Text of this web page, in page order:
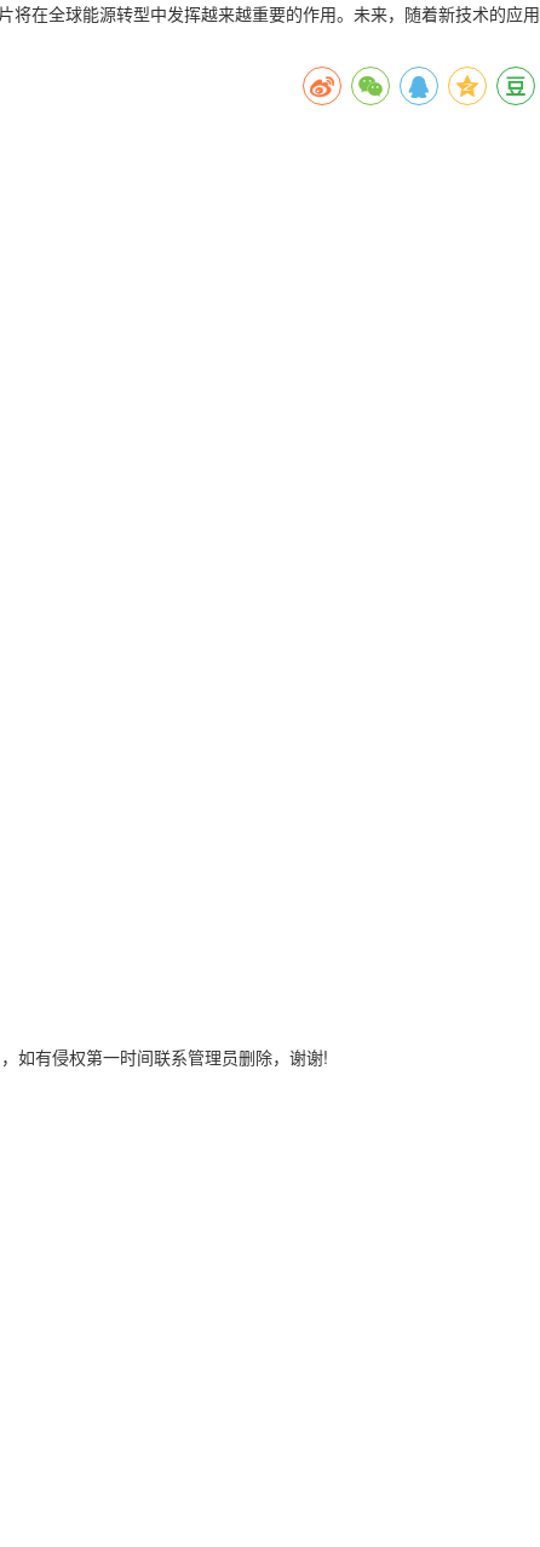
在全球能源转型中发挥越来越重要的作用。未来，随着新技术的应用
如有侵权第一时间联系管理员删除，谢谢!